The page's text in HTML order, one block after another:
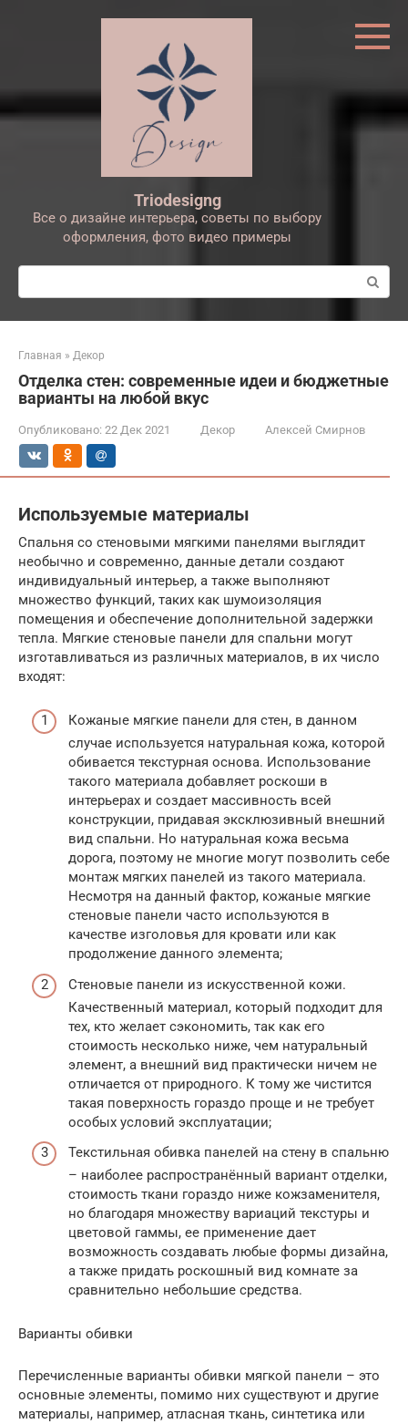
Triodesigng
Все о дизайне интерьера, советы по выбору
оформления, фото видео примеры
Поиск:
Главная » Декор
Отделка стен: современные идеи и бюджетные
варианты на любой вкус
Опубликовано: 22 Дек 2021 Декор Алексей Смирнов
Используемые материалы
Спальня со стеновыми мягкими панелями выглядит
необычно и современно, данные детали создают
индивидуальный интерьер, а также выполняют
множество функций, таких как шумоизоляция
помещения и обеспечение дополнительной задержки
тепла. Мягкие стеновые панели для спальни могут
изготавливаться из различных материалов, в их число
входят:
Кожаные мягкие панели для стен, в данном
случае используется натуральная кожа, которой
обивается текстурная основа. Использование
такого материала добавляет роскоши в
интерьерах и создает массивность всей
конструкции, придавая эксклюзивный внешний
вид спальни. Но натуральная кожа весьма
дорога, поэтому не многие могут позволить себе
монтаж мягких панелей из такого материала.
Несмотря на данный фактор, кожаные мягкие
стеновые панели часто используются в
качестве изголовья для кровати или как
продолжение данного элемента;
Стеновые панели из искусственной кожи.
Качественный материал, который подходит для
тех, кто желает сэкономить, так как его
стоимость несколько ниже, чем натуральный
элемент, а внешний вид практически ничем не
отличается от природного. К тому же чистится
такая поверхность гораздо проще и не требует
особых условий эксплуатации;
Текстильная обивка панелей на стену в спальню
– наиболее распространённый вариант отделки,
стоимость ткани гораздо ниже кожзаменителя,
но благодаря множеству вариаций текстуры и
цветовой гаммы, ее применение дает
возможность создавать любые формы дизайна,
а также придать роскошный вид комнате за
сравнительно небольшие средства.
Варианты обивки
Перечисленные варианты обивки мягкой панели – это
основные элементы, помимо них существуют и другие
материалы, например, атласная ткань, синтетика или